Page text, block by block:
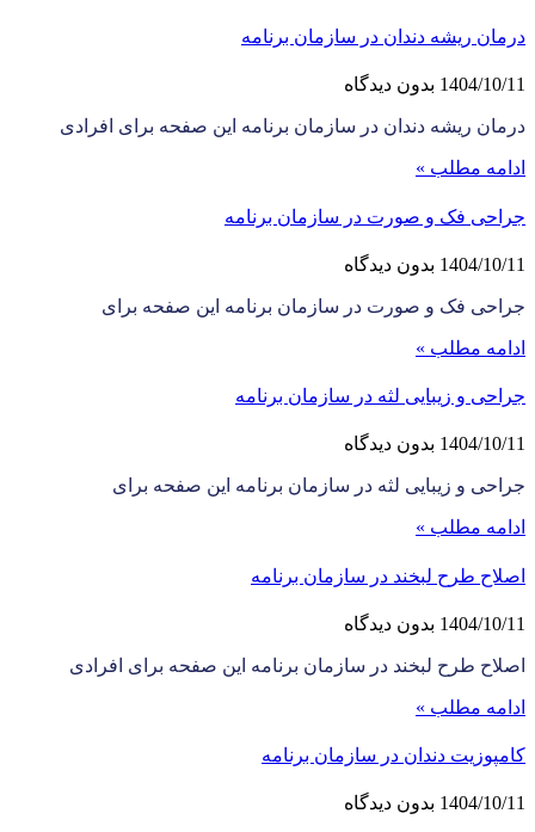
درمان ریشه دندان در سازمان برنامه
1404/10/11 بدون دیدگاه
درمان ریشه دندان در سازمان برنامه این صفحه برای افرادی
ادامه مطلب »
جراحی فک و صورت در سازمان برنامه
1404/10/11 بدون دیدگاه
جراحی فک و صورت در سازمان برنامه این صفحه برای
ادامه مطلب »
جراحی و زیبایی لثه در سازمان برنامه
1404/10/11 بدون دیدگاه
جراحی و زیبایی لثه در سازمان برنامه این صفحه برای
ادامه مطلب »
اصلاح طرح لبخند در سازمان برنامه
1404/10/11 بدون دیدگاه
اصلاح طرح لبخند در سازمان برنامه این صفحه برای افرادی
ادامه مطلب »
کامپوزیت دندان در سازمان برنامه
1404/10/11 بدون دیدگاه